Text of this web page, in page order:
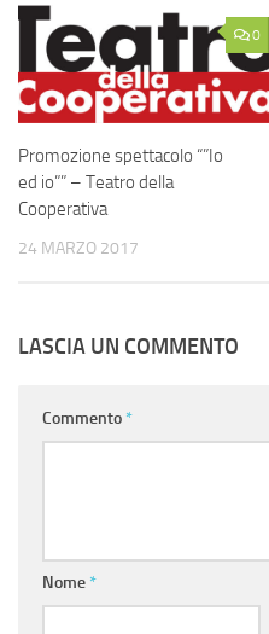
0
Promozione spettacolo “”Io
ed io”” – Teatro della
Cooperativa
24 MARZO 2017
LASCIA UN COMMENTO
Commento *
Nome *